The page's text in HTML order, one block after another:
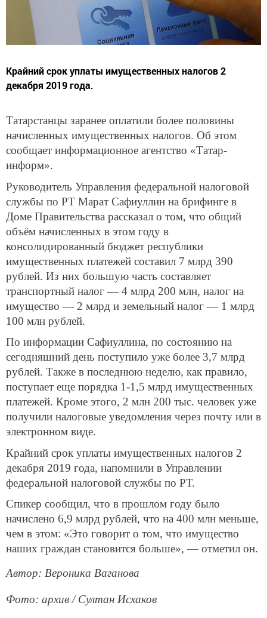
Крайний срок уплаты имущественных налогов 2
декабря 2019 года.
Татарстанцы заранее оплатили более половины
начисленных имущественных налогов. Об этом
сообщает информационное агентство «Татар-
информ».
Руководитель Управления федеральной налоговой
службы по РТ Марат Сафиуллин на брифинге в
Доме Правительства рассказал о том, что общий
объём начисленных в этом году в
консолидированный бюджет республики
имущественных платежей составил 7 млрд 390
рублей. Из них большую часть составляет
транспортный налог — 4 млрд 200 млн, налог на
имущество — 2 млрд и земельный налог — 1 млрд
100 млн рублей.
По информации Сафиуллина, по состоянию на
сегодняшний день поступило уже более 3,7 млрд
рублей. Также в последнюю неделю, как правило,
поступает еще порядка 1-1,5 млрд имущественных
платежей. Кроме этого, 2 млн 200 тыс. человек уже
получили налоговые уведомления через почту или в
электронном виде.
Крайний срок уплаты имущественных налогов 2
декабря 2019 года, напомнили в Управлении
федеральной налоговой службы по РТ.
Спикер сообщил, что в прошлом году было
начислено 6,9 млрд рублей, что на 400 млн меньше,
чем в этом: «Это говорит о том, что имущество
наших граждан становится больше», — отметил он.
Автор: Вероника Ваганова
Фото: архив / Султан Исхаков